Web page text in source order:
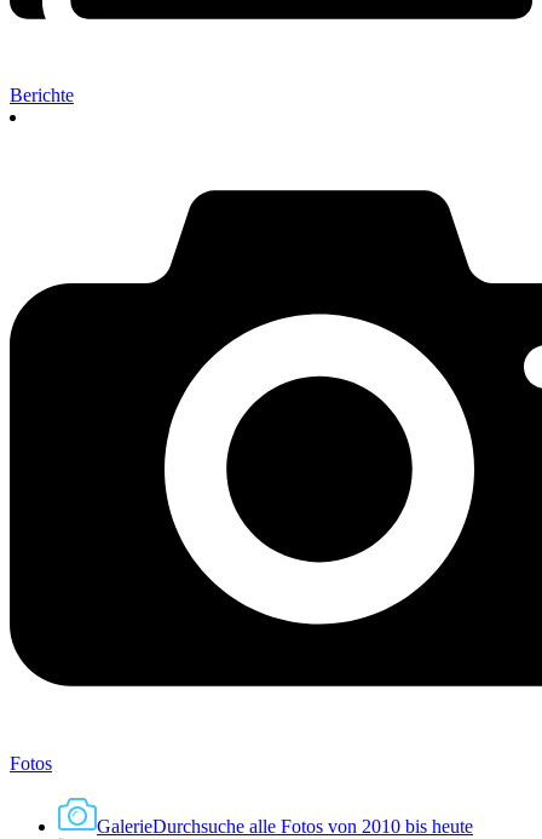
Berichte
Fotos
GalerieDurchsuche alle Fotos von 2010 bis heute